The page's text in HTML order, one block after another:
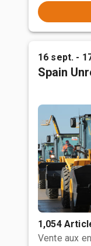
16 sept. -
Spain
1,054
Vente aux